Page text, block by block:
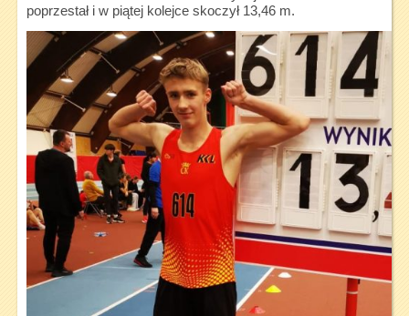
poprzestał i w piątej kolejce skoczył 13,46 m.